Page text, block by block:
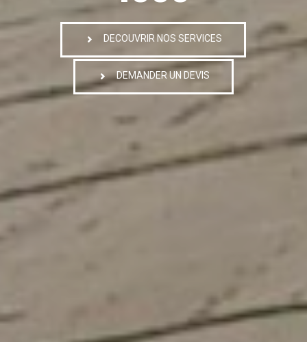
DECOUVRIR NOS SERVICES
DEMANDER UN DEVIS